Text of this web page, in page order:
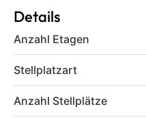
Details
Anzahl Etagen
Stellplatzart
Anzahl Stellplätze